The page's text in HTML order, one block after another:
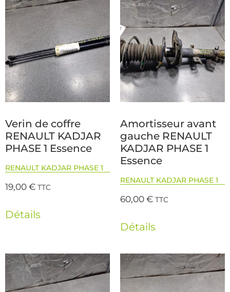
Verin de coffre
RENAULT KADJAR
PHASE 1 Essence
RENAULT KADJAR PHASE 1
19,00€ TTC
Détails
Amortisseur avant
gauche RENAULT
KADJAR PHASE 1
Essence
RENAULT KADJAR PHASE 1
60,00€ TTC
Détails